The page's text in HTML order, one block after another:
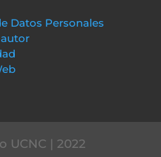
Datos Personales
autor
| 2022